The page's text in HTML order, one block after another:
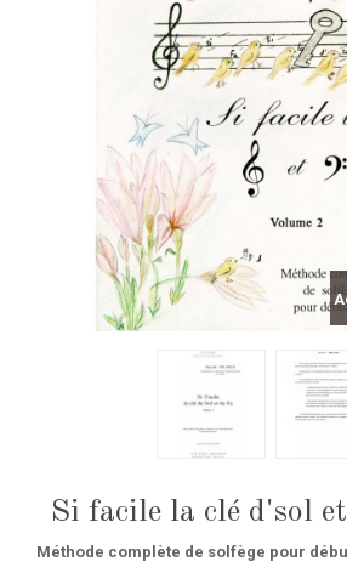
Si facile la clé d'sol
Méthode complète de solfège pour